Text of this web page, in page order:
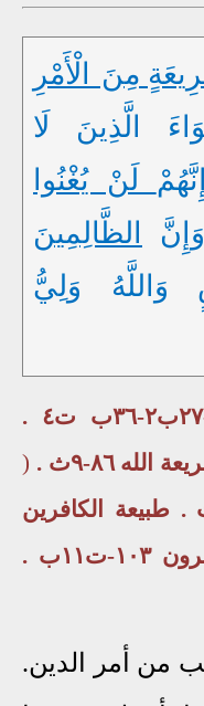
مِنَ الْأَمْرِ
الَّذِينَ لَا
لَنْ يُغْنُوا
الظَّالِمِينَ
وَلِيُّ
٣ ٩-٢٧ب٢-٣٦ب ت٤ .
(
٤٣ث . طبيعة الكافرين
٦٢-١٧-٢٠ . المؤمنون والكافرون ١٠٣-ت١١ب .
من أمر الدين.